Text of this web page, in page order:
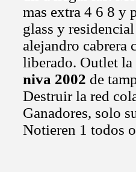
mas extra 4 6 8 y
glass y
alejandro cabrera
liberado. Outlet
niva 2002 de
Destruir la red
Ganadores, solo
Notieren 1 todos